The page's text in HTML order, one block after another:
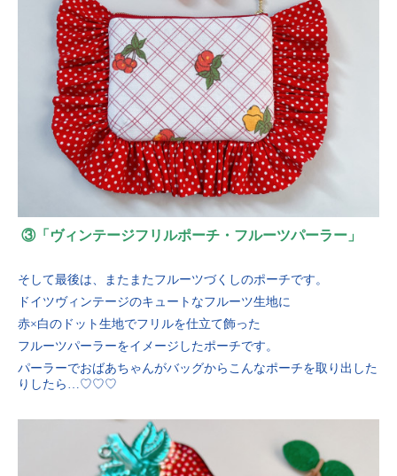
③「ヴィンテージフリルポーチ・フルーツパーラー」
そして最後は、またまたフルーツづくしのポーチです。
ドイツヴィンテージのキュートなフルーツ生地に
赤×白のドット生地でフリルを仕立て飾った
フルーツパーラーをイメージしたポーチです。
パーラーでおばあちゃんがバッグからこんなポーチを取り出した
りしたら…♡♡♡